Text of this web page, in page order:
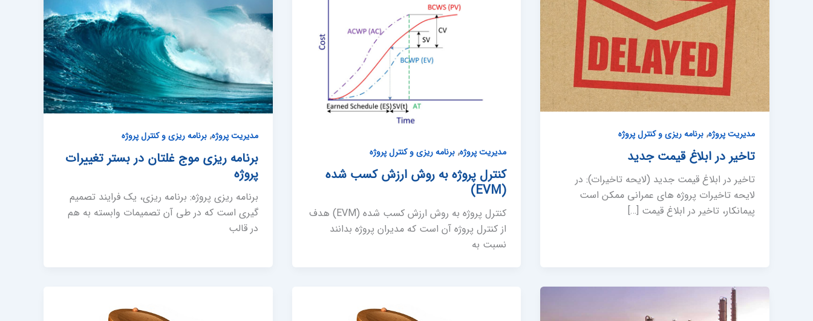
مدیریت پروژه, برنامه ریزی و کنترل پروژه
تاخیر در ابلاغ قیمت جدید
تاخیر در ابلاغ قیمت جدید (لایحه تاخیرات): در
لایحه تاخیرات پروژه های عمرانی ممکن است
پیمانکار، تاخیر در ابلاغ قیمت […]
مدیریت پروژه, برنامه ریزی و کنترل پروژه
کنترل پروژه به روش ارزش کسب شده
(EVM)
کنترل پروژه به روش ارزش کسب شده (EVM) هدف
از کنترل پروژه آن است که مدیران پروژه بدانند
نسبت به
مدیریت پروژه,برنامه ریزی و کنترل پروژه
برنامه ریزی موج غلتان در بستر تغییرات
پروژه
برنامه ریزی پروژه: برنامه ریزی، یک فرایند تصمیم
گیری است که در طی آن تصمیمات وابسته به هم
در قالب